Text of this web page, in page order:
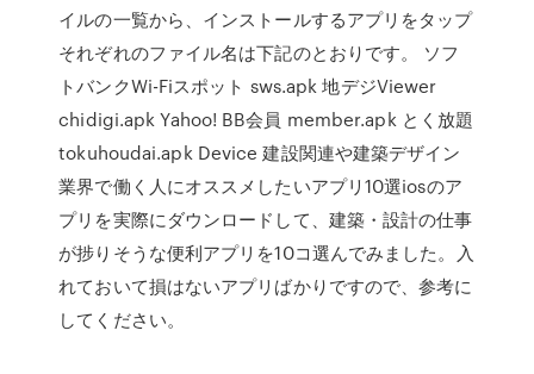
イルの一覧から、インストールするアプリをタップ
それぞれのファイル名は下記のとおりです。 ソフ
トバンクWi-Fiスポット sws.apk 地デジViewer
chidigi.apk Yahoo! BB会員 member.apk とく放題
tokuhoudai.apk Device 建設関連や建築デザイン
業界で働く人にオススメしたいアプリ10選iosのア
プリを実際にダウンロードして、建築・設計の仕事
が捗りそうな便利アプリを10コ選んでみました。入
れておいて損はないアプリばかりですので、参考に
してください。